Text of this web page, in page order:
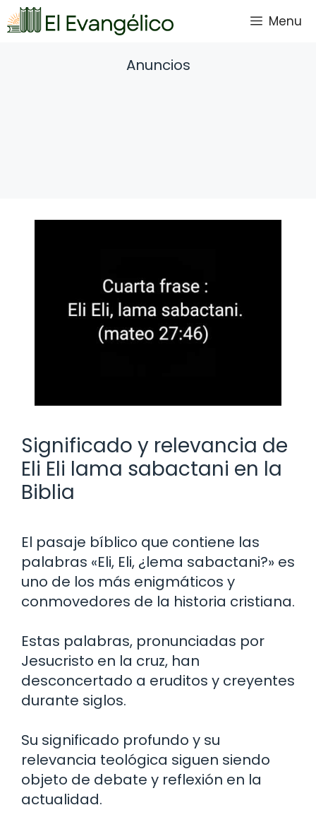
Saltar
al
Menu
Anuncios
Significado y relevancia de
Eli Eli lama sabactani en la
Biblia
El pasaje bíblico que contiene las
palabras «Eli, Eli, ¿lema sabactani?» es
uno de los más enigmáticos y
conmovedores de la historia cristiana.
Estas palabras, pronunciadas por
Jesucristo en la cruz, han
desconcertado a eruditos y creyentes
durante siglos.
Su significado profundo y su
relevancia teológica siguen siendo
objeto de debate y reflexión en la
actualidad.